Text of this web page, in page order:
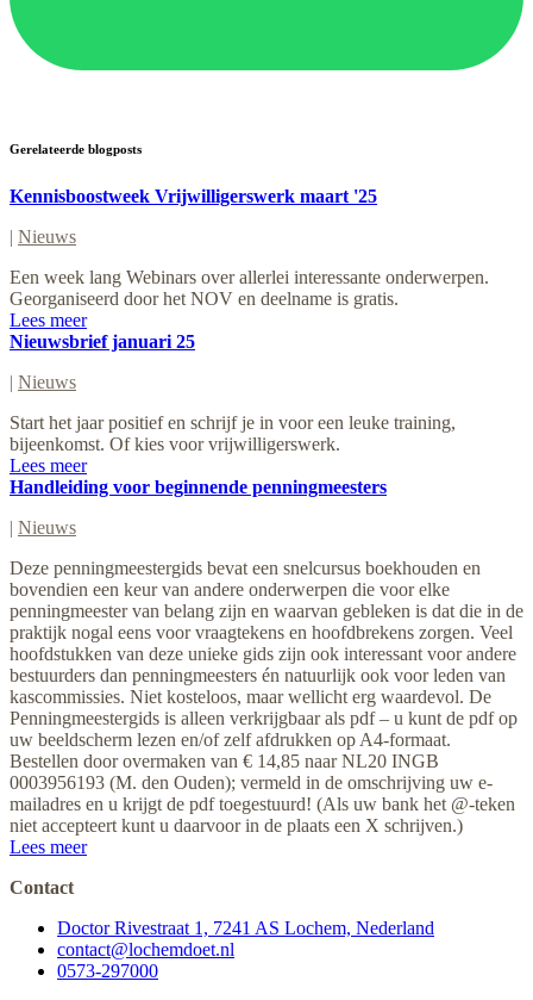
Gerelateerde blogposts
Kennisboostweek Vrijwilligerswerk maart '25
| Nieuws
Een week lang Webinars over allerlei interessante onderwerpen.
Georganiseerd door het NOV en deelname is gratis.
Lees meer
Nieuwsbrief januari 25
| Nieuws
Start het jaar positief en schrijf je in voor een leuke training,
bijeenkomst. Of kies voor vrijwilligerswerk.
Lees meer
Handleiding voor beginnende penningmeesters
| Nieuws
Deze penningmeestergids bevat een snelcursus boekhouden en
bovendien een keur van andere onderwerpen die voor elke
penningmeester van belang zijn en waarvan gebleken is dat die in de
praktijk nogal eens voor vraagtekens en hoofdbrekens zorgen. Veel
hoofdstukken van deze unieke gids zijn ook interessant voor andere
bestuurders dan penningmeesters én natuurlijk ook voor leden van
kascommissies. Niet kosteloos, maar wellicht erg waardevol. De
Penningmeestergids is alleen verkrijgbaar als pdf – u kunt de pdf op
uw beeldscherm lezen en/of zelf afdrukken op A4-formaat.
Bestellen door overmaken van € 14,85 naar NL20 INGB
0003956193 (M. den Ouden); vermeld in de omschrijving uw e-
mailadres en u krijgt de pdf toegestuurd! (Als uw bank het @-teken
niet accepteert kunt u daarvoor in de plaats een X schrijven.)
Lees meer
Contact
Doctor Rivestraat 1, 7241 AS Lochem, Nederland
contact@lochemdoet.nl
0573-297000